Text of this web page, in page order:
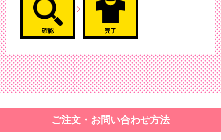
確認 完了
ご注文・お問い合わせ方法